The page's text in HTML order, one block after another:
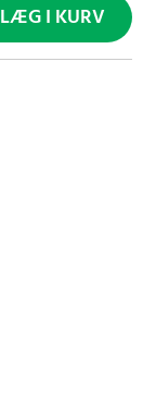
LÆG I KURV